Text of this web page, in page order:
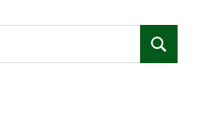
SUCHEN